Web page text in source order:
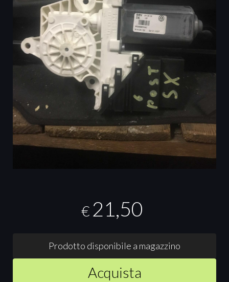
€ 21,50
Prodotto disponibile a magazzino
Acquista